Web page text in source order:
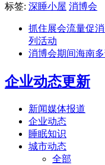
标签: 深睡小屋 消博会
抓住展会流量促
列活动
消博会期间海南
企业动态更新
新闻媒体报道
企业动态
睡眠知识
城市动态
全部